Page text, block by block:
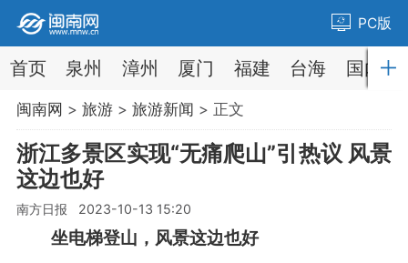
PC版
首页 泉州 漳州 厦门 福建 台海 国内
闽南网 > 旅游> 旅游新闻 > 正文
浙江多景区实现“无痛爬山”引热议 风景
这边也好
南方日报 2023-10-13 15:20
坐电梯登山，风景这边也好